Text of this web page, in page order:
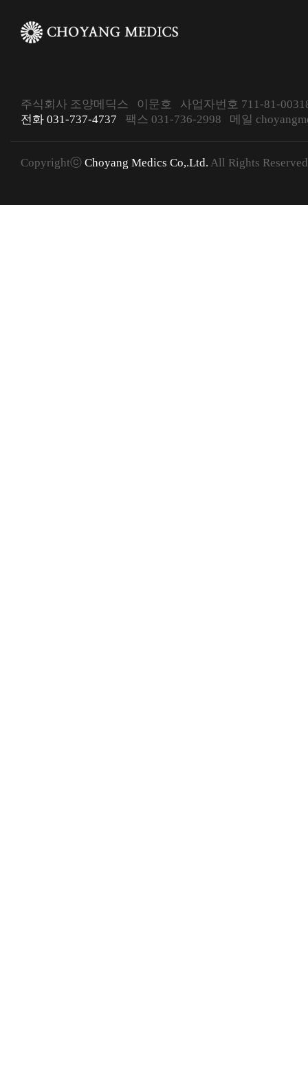
주식회사 조양메딕스 이문호 사업자번호 711-81-
전화 031-737-4737 팩스 031-736-2998 메일
Copyrightⓒ Choyang Medics Co,.Ltd. All Rights